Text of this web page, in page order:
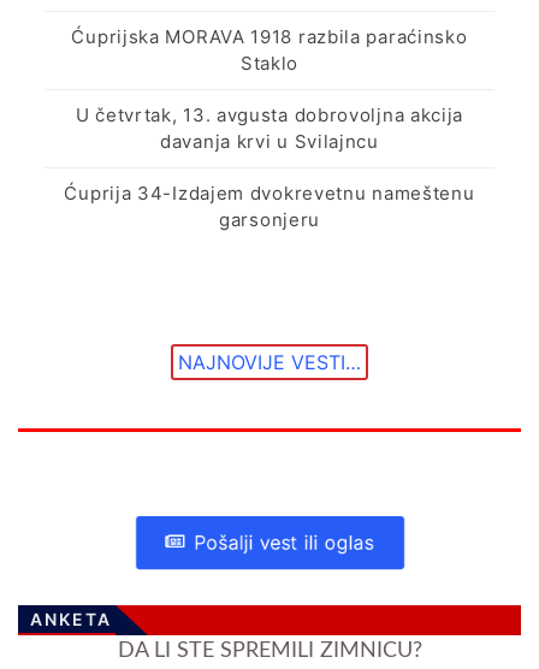
Ćuprijska MORAVA 1918 razbila paraćinsko
Staklo
U četvrtak, 13. avgusta dobrovoljna akcija
davanja krvi u Svilajncu
Ćuprija 34-Izdajem dvokrevetnu nameštenu
garsonjeru
NAJNOVIJE VESTI…
Pošalji vest ili oglas
ANKETA
DA LI STE SPREMILI ZIMNICU?